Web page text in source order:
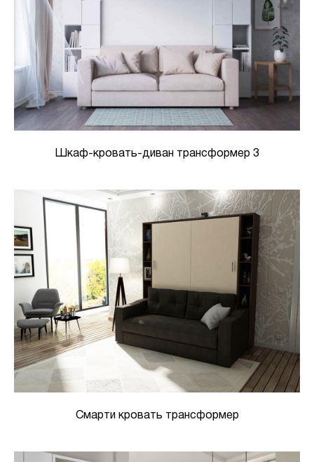
Шкаф-кровать-диван трансформер 3
Смарти кровать трансформер